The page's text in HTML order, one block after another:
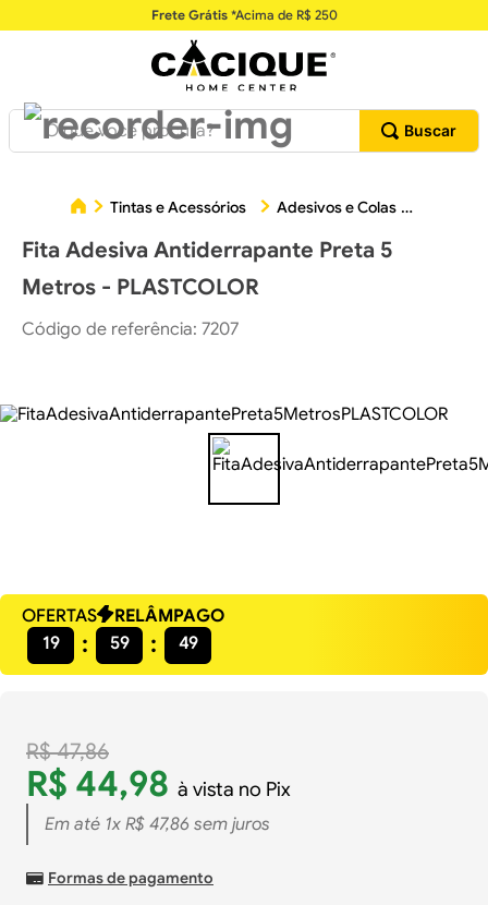
Frete Grátis*Acima de R$ 250
O que você procura?
Tintas e Acessórios Adesivos e Colas
Fita Adesiva Antiderrapante Preta 5
Metros - PLASTCOLOR
Código de referência: 7207
OFERTAS
RELÂMPAGO
19
59 49
R$ 47,86
R$ 44,98 à vista no Pix
Em até 1x R$ 47,86 sem juros
Formas de pagamento